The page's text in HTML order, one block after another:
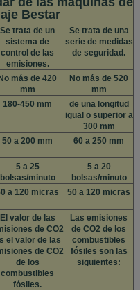
Bestar
Se trata de un
sistema de
control de las
emisiones.
Se trata de una
serie de medidas
de seguridad.
más de 420
mm
No más de 520
mm
180-450 mm
de una longitud
igual o superior a
300 mm
50 a 200 mm 60 a 250 mm
5 a 25
bolsas/minuto
5 a 20
bolsas/minuto
a 120 micras 50 a 120 micras
El valor de las
de CO2
el valor de las
de CO2
de los
combustibles
fósiles.
Las emisiones
de CO2 de los
combustibles
fósiles son las
siguientes: